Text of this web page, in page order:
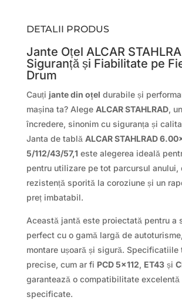
DETALII PRODUS
Jante Oțel ALCAR
Siguranță și Fiabilitate pe
Drum
Cauți jante din oțel durabile și
mașina ta? Alege ALCAR STAHLRAD,
încredere, sinonim cu siguranța și
Janta de tablă ALCAR STAHLRAD
5/112/43/57,1 este alegerea ideală
pentru utilizare pe tot parcursul anului,
rezistență sporită la coroziune și un
preț imbatabil.
Această jantă este proiectată pentru a
perfect cu o gamă largă de
montare ușoară și sigură. Specificatiile
precise, cum ar fi PCD 5×112, ET43și
garantează o compatibilitate excelentă
specificate.